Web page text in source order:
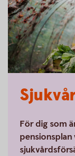
För dig som